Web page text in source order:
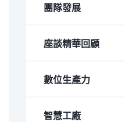
團隊發展
座談精華回顧
數位生產力
智慧工廠